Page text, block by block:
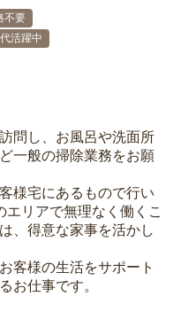
不要
活躍中
問し、お風呂や洗面所
一般の掃除業務をお願
様宅にあるもので行い
エリアで無理なく働くこ
、得意な家事を活かし
客様の生活をサポート
お仕事です。